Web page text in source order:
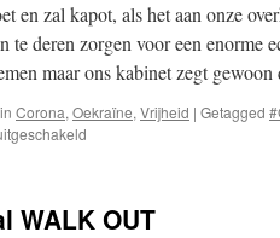
en zal kapot, als het aan onze
te deren zorgen voor een enorme
maar ons kabinet zegt
Corona, Oekraïne, Vrijheid | Getagged
WALK OUT